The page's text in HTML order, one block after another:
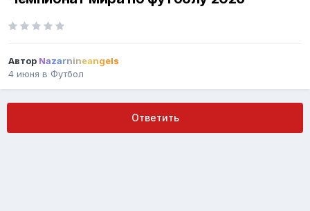
Автор Nazarnineangels
4 июня в Футбол
Ответить